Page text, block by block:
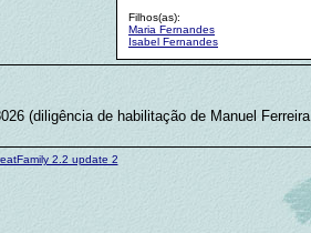
Filhos(as):
Maria Fernandes
Isabel Fernandes
(diligência de habilitação de Manuel Ferreira
2.2 update 2